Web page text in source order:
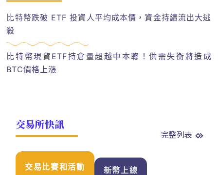
比特幣跌破 ETF 投資人平均成本價，資金持續流出大逃
殺
比特幣現貨ETF持倉量超越中本聰！供需失衡將造成
BTC價格上漲
交易所快訊
完整列表
交易比賽和活動 新幣上線